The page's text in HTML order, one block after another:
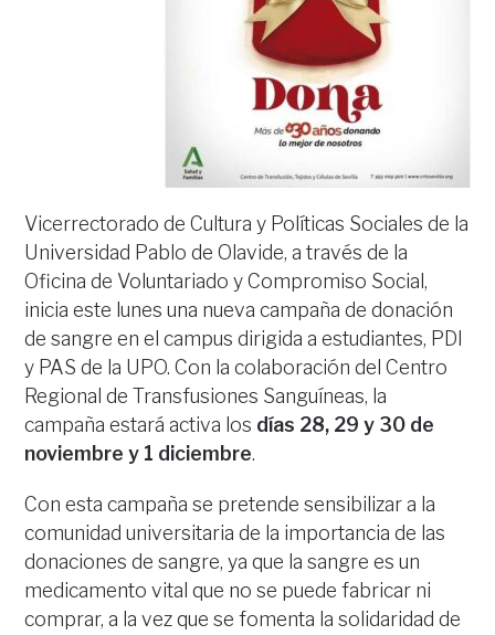
Vicerrectorado de Cultura y Políticas Sociales de la
Universidad Pablo de Olavide, a través de la
Oficina de Voluntariado y Compromiso Social,
inicia este lunes una nueva campaña de donación
de sangre en el campus dirigida a estudiantes, PDI
y PAS de la UPO. Con la colaboración del Centro
Regional de Transfusiones Sanguíneas, la
campaña estará activa los días 28, 29 y 30 de
noviembre y 1 diciembre.
Con esta campaña se pretende sensibilizar a la
comunidad universitaria de la importancia de las
donaciones de sangre, ya que la sangre es un
medicamento vital que no se puede fabricar ni
comprar, a la vez que se fomenta la solidaridad de